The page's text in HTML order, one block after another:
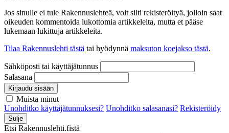
Jos sinulle ei tule Rakennuslehteä, voit silti rekisteröityä, jolloin saat
oikeuden kommentoida lukottomia artikkeleita, mutta et pääse
lukemaan lukittuja artikkeleita.
Tilaa Rakennuslehti tästä tai hyödynnä maksuton koejakso tästä.
Sähköposti tai käyttäjätunnus
Salasana
Kirjaudu sisään
Muista minut
Unohditko käyttäjätunnuksesi? Unohditko salasanasi? Rekisteröidy
Sulje
Etsi Rakennuslehti.fistä